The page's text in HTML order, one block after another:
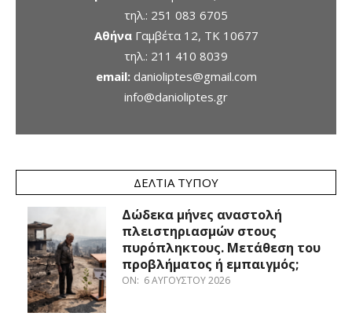
τηλ.: 251 083 6705
ΑθήναΓαμβέτα 12, ΤΚ 10677
τηλ.: 211 410 8039
email: danioliptes@gmail.com
info@danioliptes.gr
ΔΕΛΤΊΑ ΤΎΠΟΥ
Δώδεκα μήνες αναστολή
πλειστηριασμών στους
πυρόπληκτους. Μετάθεση του
προβλήματος ή εμπαιγμός;
ON: 6 ΑΥΓΟΎΣΤΟΥ 2026